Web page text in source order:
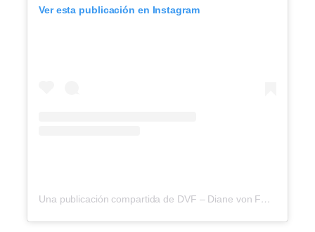
Ver esta publicación en Instagram
Una publicación compartida de DVF – Diane von Furstenberg (@dvf)